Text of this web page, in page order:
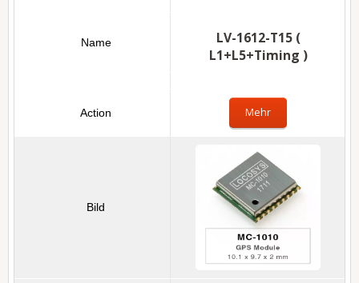
LV-1612-T15 (
L1+L5+Timing )
Mehr